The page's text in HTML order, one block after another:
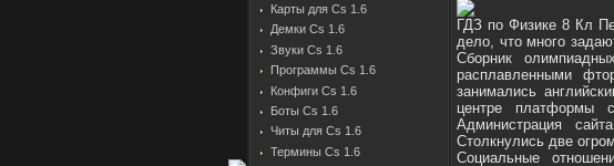
Карты для Cs 1.6
Демки Cs 1.6
Звуки Cs 1.6
Программы Cs 1.6
Конфиги Cs 1.6
Боты Cs 1.6
Читы для Cs 1.6
Термины Cs 1.6
ГДЗ по Физике 8 Кл
дело, что много
Сборник
расплавленными
занимались
центре платформы
Администрация
Столкнулись две
Социальные